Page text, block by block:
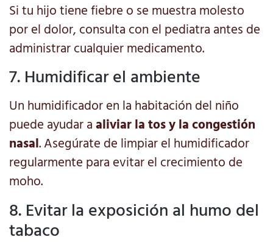
Si tu hijo tiene fiebre o se muestra molesto
por el dolor, consulta con el pediatra antes de
administrar cualquier medicamento.
7. Humidificar el ambiente
Un humidificador en la habitación del niño
puede ayudar aaliviar la tos y la congestión
nasal. Asegúrate de limpiar el humidificador
regularmente para evitar el crecimiento de
moho.
8. Evitar la exposición al humo del
tabaco